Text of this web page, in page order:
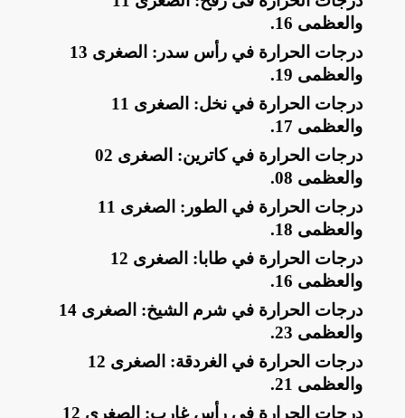
والعظمى 16
.
​درجات الحرارة في رأس سدر: الصغرى 13
والعظمى 19
.
​درجات الحرارة في نخل: الصغرى 11
والعظمى 17
.
​درجات الحرارة في كاترين: الصغرى 02
والعظمى 08
.
​درجات الحرارة في الطور: الصغرى 11
والعظمى 18
.
​درجات الحرارة في طابا: الصغرى 12
والعظمى 16
.
​درجات الحرارة في شرم الشيخ: الصغرى 14
والعظمى 23
.
​درجات الحرارة في الغردقة: الصغرى 12
والعظمى 21
.
​درجات الحرارة في رأس غارب: الصغرى 12